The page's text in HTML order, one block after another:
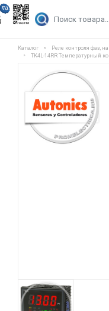
Каталог Реле контроля фаз,
TK4L-14RR Температурный